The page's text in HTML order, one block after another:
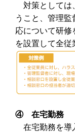
対策としては
うこと、管理
応について研修
を設置して全従
④ 在宅勤務
在宅勤務を導